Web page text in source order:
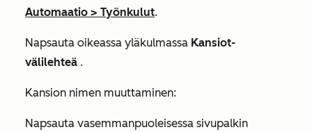
Automaatio > Työnkulut.
Napsauta oikeassa yläkulmassa Kansiot-
välilehteä .
Kansion nimen muuttaminen:
Napsauta vasemmanpuoleisessa sivupalkin